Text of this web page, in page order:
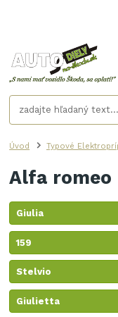
Úvod Typové
Alfa romeo
Giulia
159
Stelvio
Giulietta